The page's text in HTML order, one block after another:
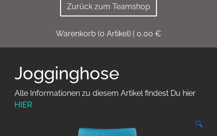
Zurück zum Teamshop
Warenkorb (0 Artikel) | 0,00 €
Jogginghose
Alle Informationen zu diesem Artikel findest Du hier
HIER
🔍